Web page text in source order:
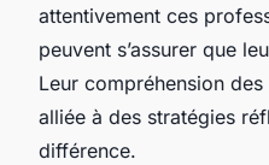
attentivement ces
peuvent s’assurer que
Leur compréhension
alliée à des stratégies
différence.